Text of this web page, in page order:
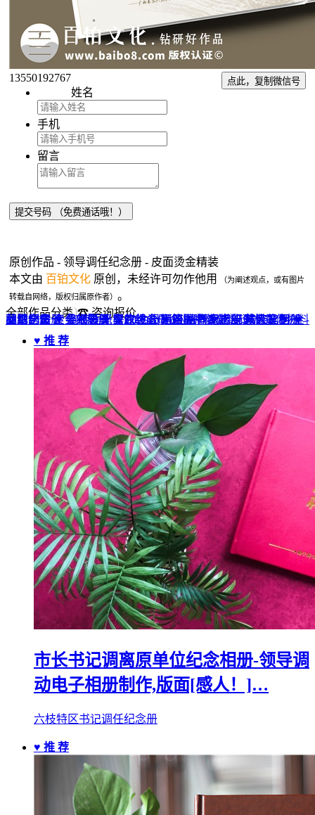
13550192767 点此，复制微信号
姓名
手机
留言
原创作品 - 领导调任纪念册 - 皮面烫金精装
本文由 百铂文化 原创，未经许可勿作他用
（为阐述观点，或有图片
转载自网络，版权归属原作者） 。
全部作品分类 ☎ 咨询报价
品牌全案 ▼ 宣传画册 VI+LOGO 企业刊物 包装设计 宣传物料
网站UI设计 导视设计 餐饮设计 酒店品牌设计 纪念相册 ▼
企业纪念册 聚会纪念册 毕业纪念册 领导/同事相册 成人礼相册
战友纪念册 个人影集 家庭/生日相册 旅行纪念册 精装定制 ▼
菜谱制作 企业邮册 光盘包装盒 高端楼书 家谱族谱 家具画册
♥ 推 荐
市长书记调离原单位纪念相册-领导调
动电子相册制作,版面[感人！]…
六枝特区书记调任纪念册
♥ 推 荐